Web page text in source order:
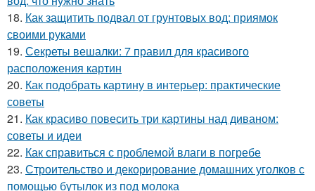
18. Как защитить подвал от грунтовых вод: приямок
своими руками
19. Секреты вешалки: 7 правил для красивого
расположения картин
20. Как подобрать картину в интерьер: практические
советы
21. Как красиво повесить три картины над диваном:
советы и идеи
22. Как справиться с проблемой влаги в погребе
23. Строительство и декорирование домашних уголков с
помощью бутылок из под молока